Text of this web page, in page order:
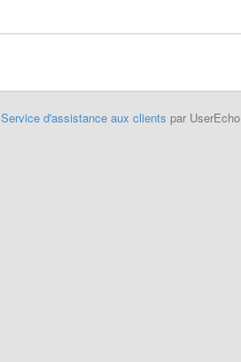
Service d'assistance aux clients par UserEcho